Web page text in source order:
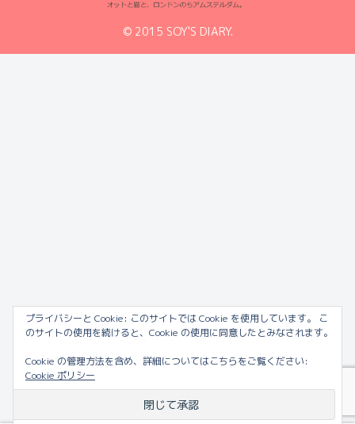
© 2015 SOY'S DIARY.
プライバシーと Cookie: このサイトでは Cookie を使用しています。 こ
のサイトの使用を続けると、Cookie の使用に同意したとみなされます。
Cookie の管理方法を含め、詳細についてはこちらをご覧ください:
Cookie ポリシー